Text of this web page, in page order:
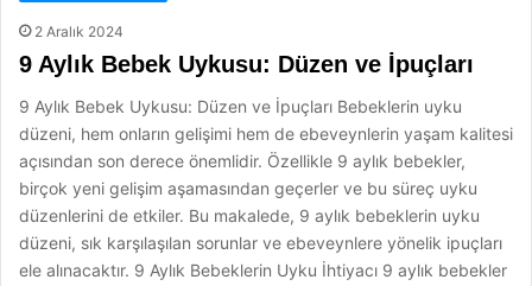
2 Aralık 2024
9 Aylık Bebek Uykusu: Düzen ve İpuçları
9 Aylık Bebek Uykusu: Düzen ve İpuçları Bebeklerin uyku
düzeni, hem onların gelişimi hem de ebeveynlerin yaşam kalitesi
açısından son derece önemlidir. Özellikle 9 aylık bebekler,
birçok yeni gelişim aşamasından geçerler ve bu süreç uyku
düzenlerini de etkiler. Bu makalede, 9 aylık bebeklerin uyku
düzeni, sık karşılaşılan sorunlar ve ebeveynlere yönelik ipuçları
ele alınacaktır. 9 Aylık Bebeklerin Uyku İhtiyacı 9 aylık bebekler